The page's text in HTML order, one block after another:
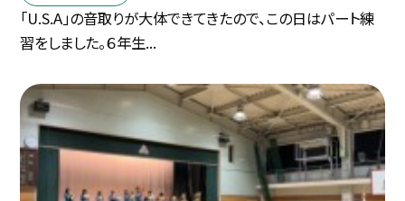
「U.S.A」の音取りが大体できてきたので、この日はパート練
習をしました。６年生...